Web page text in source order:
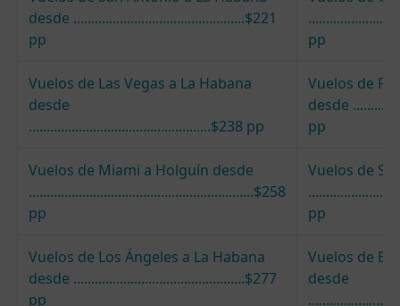
desde ................................................$221
pp
pp
Vuelos de Las Vegas a La Habana
desde
...................................................$238 pp
Vuelos de
desde
pp
Vuelos de Miami a Holguín desde
...............................................................$258
pp
Vuelos de St.
pp
Vuelos de Los Ángeles a La Habana
desde ................................................$277
pp
Vuelos de
desde